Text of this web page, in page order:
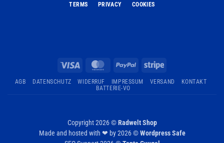
TERMS PRIVACY COOKIES
MasterCardPayPal Stripe
AGB DATENSCHUTZ WIDERRUF IMPRESSUM VERSAND
KONTAKT
BATTERIE-VO
Copyright 2026 ©Radwelt Shop
Made and hosted with ❤ by 2026 ©Wordpress Safe